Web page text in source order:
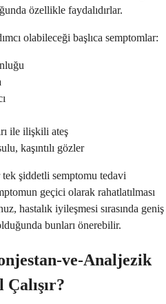
özellikle faydalıdırlar.
olabileceği başlıca semptomlar:
ile ilişkili ateş
kaşıntılı gözler
şiddetli semptomu tedavi
geçici olarak rahatlatılması
hastalık iyileşmesi sırasında geniş
bunları önerebilir.
ve-Analjezik